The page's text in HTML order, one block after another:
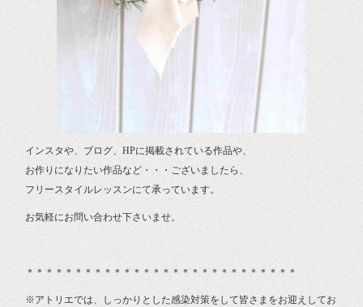
インスタや、ブログ、HPに掲載されている作品や、
お作りになりたい作品など・・・ございましたら、
フリースタイルレッスンにて承っています。
お気軽にお問い合わせ下さいませ。
＊＊＊＊＊＊＊＊＊＊＊＊＊＊＊＊＊＊＊＊＊＊＊＊＊＊＊＊
※アトリエでは、しっかりとした感染対策をして皆さまをお迎えしてお